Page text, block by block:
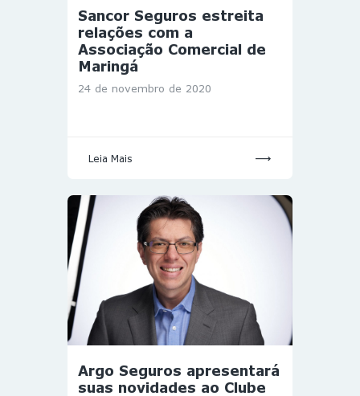
Sancor Seguros estreita
relações com a
Associação Comercial de
Maringá
24 de novembro de 2020
Leia Mais
Argo Seguros apresentará
suas novidades ao Clube